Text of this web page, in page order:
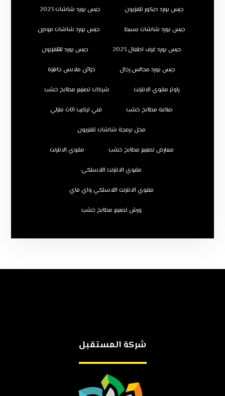
جبس بورد ديكور تلفزيون جبس بورد شاشات 2023
جبس بورد شاشات بسيط جبس بورد شاشات مودرن
جبس بورد غرف اطفال 2023 جبس بورد للتلفزيون
جبس بورد مجالس رجال خزائن ملابس جاهزة
راوتر مقوي الانترنت شركات تصنيع مطابخ خشب
صناعة مطابخ خشب فني تركيب اثاث منزلي
محل برمجة شاشات تلفزيون
معارض تصنيع مطابخ خشب مقوي الانترنت
مقوي الانترنت اللاسلكي
مقوي الانترنت اللاسلكي واي فاي
ورش تصنيع مطابخ خشب
شركة المستقبل